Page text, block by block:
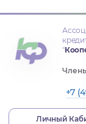
"
+7
Личный